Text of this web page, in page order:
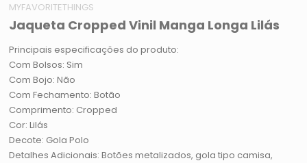
MYFAVORITETHINGS
Jaqueta Cropped Vinil Manga Longa Lilás
Principais especificações do produto:
Com Bolsos: Sim
Com Bojo: Não
Com Fechamento: Botão
Comprimento: Cropped
Cor: Lilás
Decote: Gola Polo
Detalhes Adicionais: Botões metalizados, gola tipo camisa,